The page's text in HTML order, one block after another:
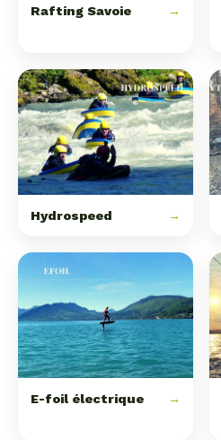
Rafting Savoie →
Hydrospeed →
E-foil électrique →